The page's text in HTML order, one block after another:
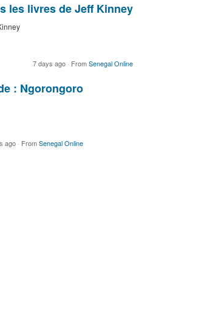
les livres de Jeff Kinney
7 days ago · FromSenegal Online
: Ngorongoro
ago · FromSenegal Online